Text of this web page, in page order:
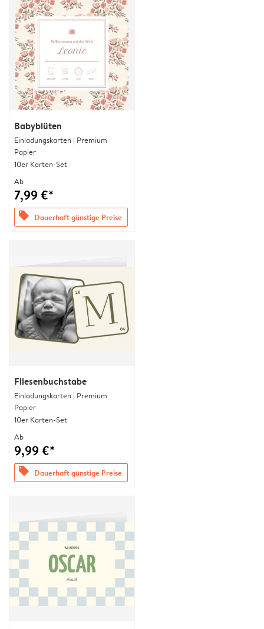
Babyblüten
Einladungskarten | Premium
Papier
10er Karten-Set
Ab
7,99 €*
offers Dauerhaft günstige Preise
Fliesenbuchstabe
Einladungskarten | Premium
Papier
10er Karten-Set
Ab
9,99 €*
offers Dauerhaft günstige Preise